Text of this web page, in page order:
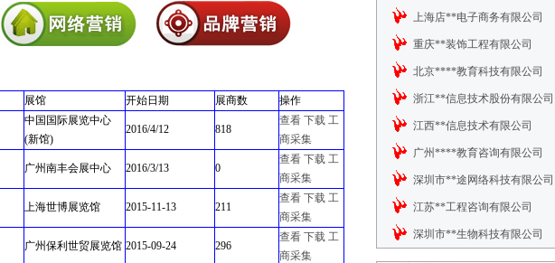
上海店**电子商务有限公司
重庆**装饰工程有限公司
北京****教育科技有限公司
浙江**信息技术股份有限公司
江西**信息技术有限公司
广州****教育咨询有限公司
深圳市**途网络科技有限公司
江苏**工程咨询有限公司
深圳市**生物科技有限公司
展馆 开始日期 展商数
操作
中国国际展览中心
(新馆)
2016/4/12 818
查看 下载 工
商采集
广州南丰会展中心 2016/3/13 0
查看 下载 工
商采集
上海世博展览馆 2015-11-13 211
查看 下载 工
商采集
广州保利世贸展览馆 2015-09-24 296
查看 下载 工
商采集